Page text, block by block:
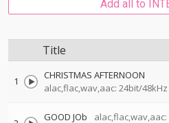
Add all to
Title
1
CHRISTMAS AFTERNOON
alac,flac,wav,aac: 24bit/48kHz
GOOD JOb
alac,flac,wav,aac: